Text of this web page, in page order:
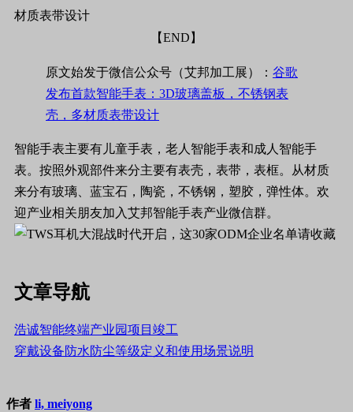
【END】
原文始发于微信公众号（艾邦加工展）： 谷歌
发布首款智能手表：3D玻璃盖板，不锈钢表
壳，多材质表带设计
智能手表主要有儿童手表，老人智能手表和成人智能手
表。按照外观部件来分主要有表壳，表带，表框。从材质
来分有玻璃、蓝宝石，陶瓷，不锈钢，塑胶，弹性体。欢
迎产业相关朋友加入艾邦智能手表产业微信群。
文章导航
浩诚智能终端产业园项目竣工
穿戴设备防水防尘等级定义和使用场景说明
作者 li, meiyong